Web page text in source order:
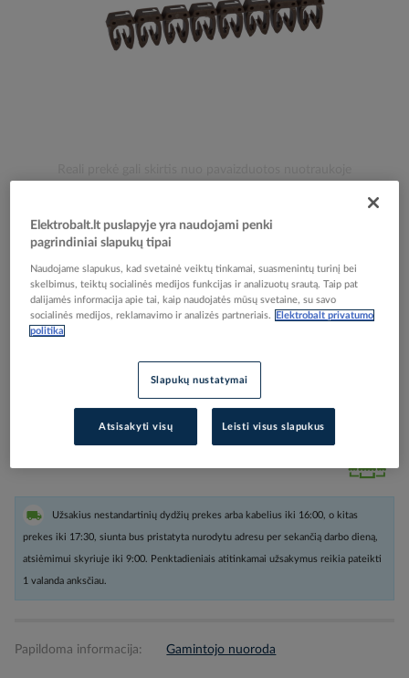
beginning
images
gallery
balta/ruda - LEGRAND
Elektrobalt prekės kodas
009420
EAN kodas
3245060382117
Gamintojo prekės kodas
Užsakius nestandartinių dydžių prekes arba kabelius iki 16:00, o kitas
prekes iki 17:30, siunta bus pristatyta nurodytu adresu per sekančią darbo dieną,
atsiėmimui skyriuje iki 9:00. Penktadieniais atitinkamai užsakymus reikia pateikti
1 valanda anksčiau.
Papildoma informacija: Gamintojo nuoroda
Elektrobalt.lt puslapyje yra naudojami penki
pagrindiniai slapukų tipai
Naudojame slapukus, kad svetainė veiktų tinkamai, suasmenintų turinį bei
skelbimus, teiktų socialinės medijos funkcijas ir analizuotų srautą. Taip pat
dalijamės informacija apie tai, kaip naudojatės mūsų svetaine, su savo
socialinės medijos, reklamavimo ir analizės partneriais.
Elektrobalt privatumo
politika
Slapukų nustatymai
Atsisakyti visų Leisti visus slapukus